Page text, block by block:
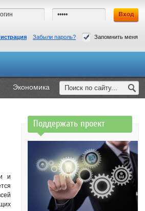
Забыли пароль? Запомнить меня
Экономика
и
Поддержать проект